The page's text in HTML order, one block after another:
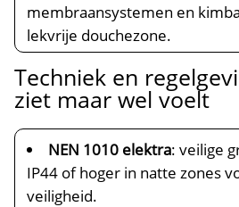
membraansystemen en
lekvrije douchezone.
Techniek en
ziet maar wel voelt
NEN 1010 elektra: veilige
IP44 of hoger in natte zones
veiligheid.